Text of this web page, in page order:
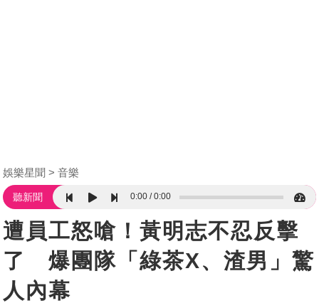
娛樂星聞 音樂
聽新聞 0:00 0:00
遭員工怒嗆！黃明志不忍反擊
了 爆團隊「綠茶X、渣男」驚
人內幕